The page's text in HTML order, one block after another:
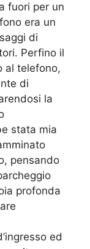
fuori per un
era un
di
Perfino il
al telefono,
di
la
stata mia
pensando
profonda
ed